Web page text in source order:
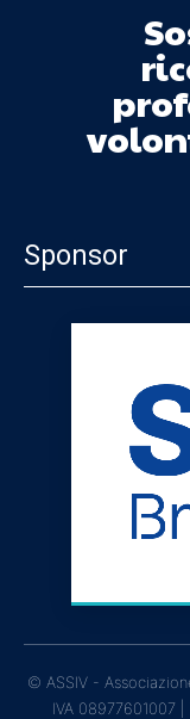
Sponsor
© ASSIV -
IVA 08977601007